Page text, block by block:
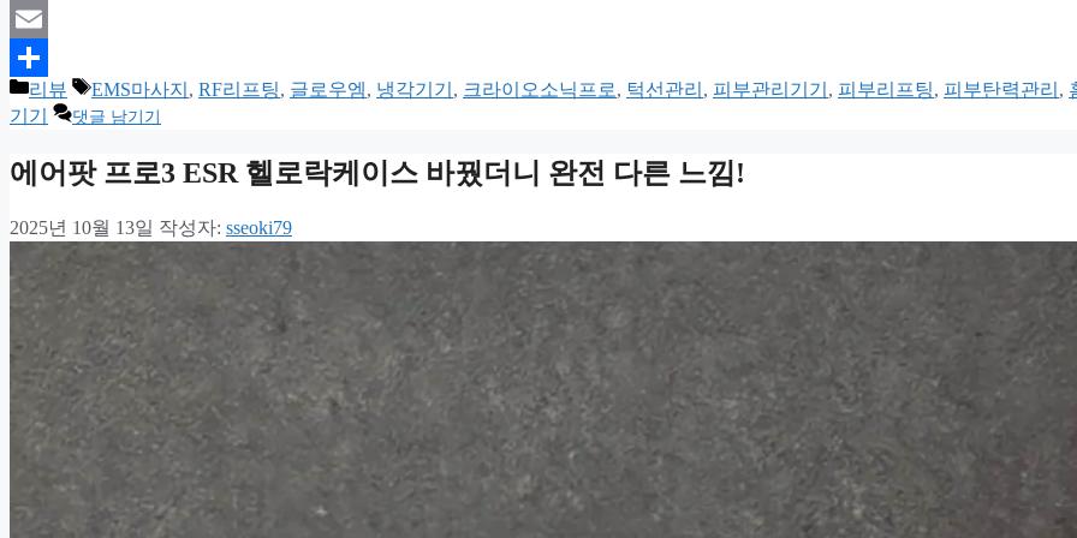
Print
Email
Share
카
테
리
리뷰
태
그
EMS마사지 , RF리프팅, 글로우엠, 냉각기기 , 크라이오소닉프로, 턱선관리 , 피부관리기기 , 피부리프팅, 피부탄력관리 ,
기기
댓글 남기기
에어팟 프로3 ESR 헬로락케이스 바꿨더니 완전 다른 느낌!
2025년 10월 13일 작성자: sseoki79